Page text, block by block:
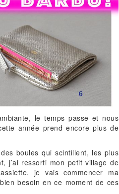
le temps passe et nous
année prend encore plus de
boules qui scintillent, les plus
j’ai ressorti mon petit village de
je vais commencer ma
besoin en ce moment de ces